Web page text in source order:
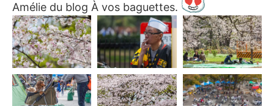
Amélie du blog À vos baguettes.